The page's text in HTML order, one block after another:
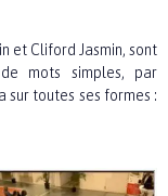
et Cliford Jasmin, sont
mots simples, par
sur toutes ses formes :